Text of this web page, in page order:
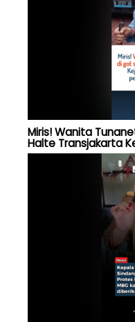
Miris! Wanita
Halte Transjakarta